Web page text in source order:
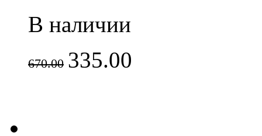
В наличии
670.00 335.00